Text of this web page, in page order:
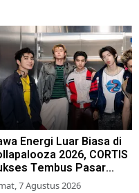
Energi Luar Biasa di
2026, CORTIS
Tembus Pasar
Global
7 Agustus 2026